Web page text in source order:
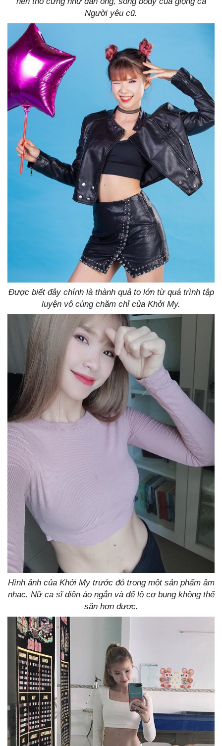
Người yêu cũ.
Được biết đây chính là thành quả to lớn từ quá trình tập
luyện vô cùng chăm chỉ của Khởi My.
Hình ảnh của Khởi My trước đó trong một sản phẩm âm
nhạc. Nữ ca sĩ diện áo ngắn và để lộ cơ bụng không thể
săn hơn được.